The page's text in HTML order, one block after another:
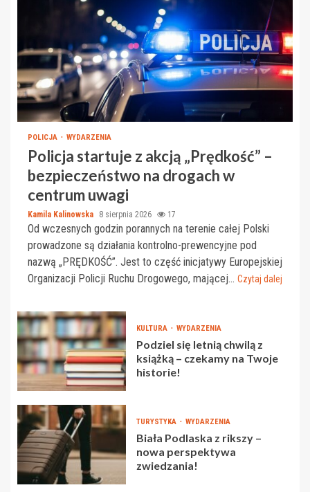
POLICJA WYDARZENIA
Policja startuje z akcją „Prędkość” –
bezpieczeństwo na drogach w
centrum uwagi
Kamila Kalinowska 8 sierpnia 2026 17
Od wczesnych godzin porannych na terenie całej Polski
prowadzone są działania kontrolno-prewencyjne pod
nazwą „PRĘDKOŚĆ”. Jest to część inicjatywy Europejskiej
Organizacji Policji Ruchu Drogowego, mającej... Czytaj dalej
KULTURA WYDARZENIA
Podziel się letnią chwilą z
książką – czekamy na Twoje
historie!
TURYSTYKA WYDARZENIA
Biała Podlaska z rikszy –
nowa perspektywa
zwiedzania!